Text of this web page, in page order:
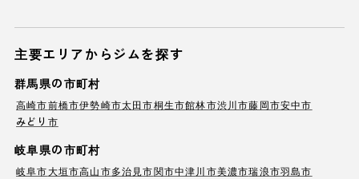
主要エリアからジムを探す
群馬県の市町村
高崎市前橋市伊勢崎市太田市桐生市館林市渋川市藤岡市安中市
みどり市
岐阜県の市町村
岐阜市大垣市高山市多治見市関市中津川市美濃市瑞浪市羽島市